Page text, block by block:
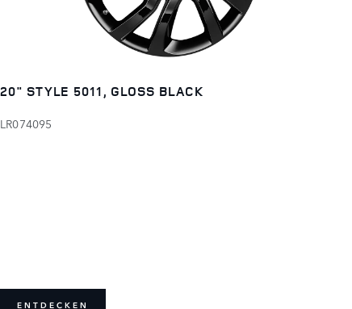
20" STYLE 5011, GLOSS BLACK
LR074095
ENTDECKEN